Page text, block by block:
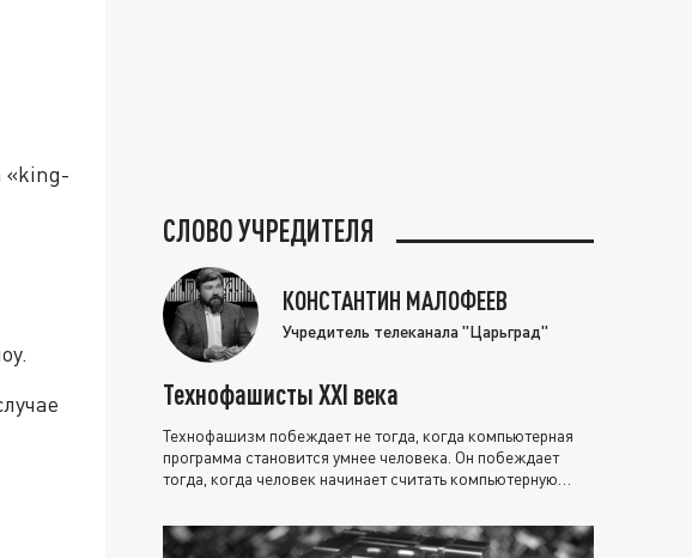
«king-
СЛОВО УЧРЕДИТЕЛЯ
КОНСТАНТИН МАЛОФЕЕВ
Учредитель телеканала "Царьград"
Технофашисты XXI века
Технофашизм побеждает не тогда, когда компьютерная
программа становится умнее человека. Он побеждает
тогда, когда человек начинает считать компьютерную